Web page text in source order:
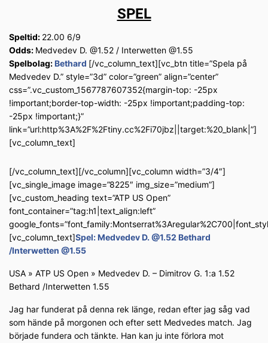
SPEL
Speltid: 22.00 6/9
Odds: Medvedev D. @1.52 / Interwetten @1.55
Spelbolag:Bethard [/vc_column_text][vc_btn title=”Spela på
Medvedev D.” style=”3d” color=”green” align=”center”
css=”.vc_custom_1567787607352{margin-top: -25px
!important;border-top-width: -25px !important;padding-top:
-25px !important;}”
link=”url:http%3A%2F%2Ftiny.cc%2Fi70jbz||target:%20_blank|”]
[vc_column_text]
[/vc_column_text][/vc_column][vc_column width=”3/4″]
[vc_single_image image=”8225″ img_size=”medium”]
[vc_custom_heading text=”ATP US Open”
font_container=”tag:h1|text_align:left”
[vc_column_text]Spel: Medvedev D. @1.52 Bethard
/Interwetten @1.55
USA » ATP US Open » Medvedev D. – Dimitrov G. 1:a 1.52
Bethard /Interwetten 1.55
Jag har funderat på denna rek länge, redan efter jag såg vad
som hände på morgonen och efter sett Medvedes match. Jag
började fundera och tänkte. Han kan ju inte förlora mot